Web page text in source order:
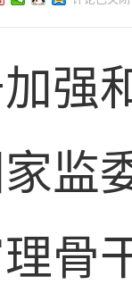
强
监
骨